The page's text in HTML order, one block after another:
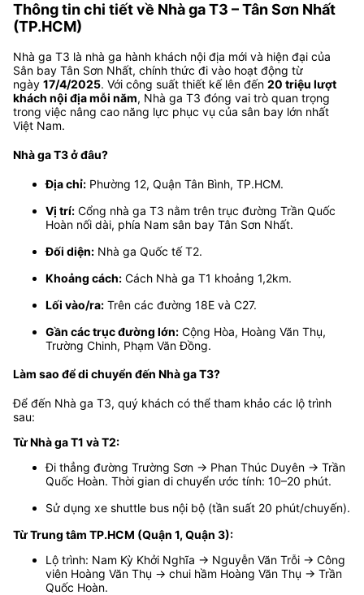
Thông tin chi tiết về Nhà ga T3 – Tân Sơn Nhất
(TP.HCM)
Nhà ga T3 là nhà ga hành khách nội địa mới và hiện đại của
Sân bay Tân Sơn Nhất, chính thức đi vào hoạt động từ
ngày 17/4/2025. Với công suất thiết kế lên đến 20 triệu lượt
khách nội địa mỗi năm, Nhà ga T3 đóng vai trò quan trọng
trong việc nâng cao năng lực phục vụ của sân bay lớn nhất
Việt Nam.
Nhà ga T3 ở đâu?
Địa chỉ: Phường 12, Quận Tân Bình, TP.HCM.
Vị trí: Cổng nhà ga T3 nằm trên trục đường Trần Quốc
Hoàn nối dài, phía Nam sân bay Tân Sơn Nhất.
Đối diện: Nhà ga Quốc tế T2.
Khoảng cách: Cách Nhà ga T1 khoảng 1,2km.
Lối vào/ra: Trên các đường 18E và C27.
Gần các trục đường lớn: Cộng Hòa, Hoàng Văn Thụ,
Trường Chinh, Phạm Văn Đồng.
Làm sao để di chuyển đến Nhà ga T3?
Để đến Nhà ga T3, quý khách có thể tham khảo các lộ trình
sau:
Từ Nhà ga T1 và T2:
Đi thẳng đường Trường Sơn → Phan Thúc Duyên → Trần
Quốc Hoàn. Thời gian di chuyển ước tính: 10–20 phút.
Sử dụng xe shuttle bus nội bộ (tần suất 20 phút/chuyến).
Từ Trung tâm TP.HCM (Quận 1, Quận 3):
Lộ trình: Nam Kỳ Khởi Nghĩa → Nguyễn Văn Trỗi → Công
viên Hoàng Văn Thụ → chui hầm Hoàng Văn Thụ → Trần
Quốc Hoàn.